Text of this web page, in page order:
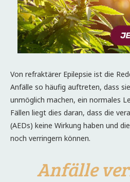
Von refraktärer Epilepsie ist die
Anfälle so häufig auftreten, dass
unmöglich machen, ein normales
Fällen liegt dies daran, dass die
(AEDs) keine Wirkung haben und
noch verringern können.
Anfälle